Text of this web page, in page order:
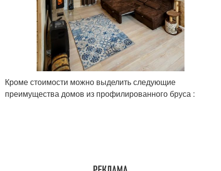
Кроме стоимости можно выделить следующие
преимущества домов из профилированного бруса :